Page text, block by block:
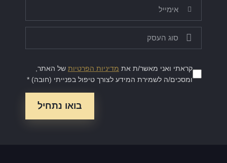
קראתי ואני מאשר/ת את מדיניות הפרטיות של האתר,
ומסכים/ה לשמירת המידע לצורך טיפול בפנייתי (חובה) *